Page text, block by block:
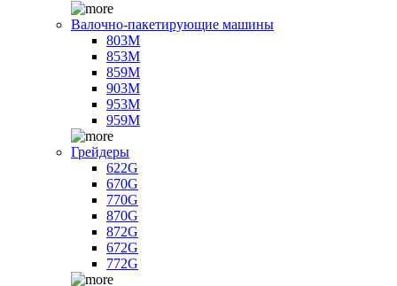
Валочно-пакетирующие машины
803M
853M
859M
903M
953M
959M
Грейдеры
622G
670G
770G
870G
872G
672G
772G